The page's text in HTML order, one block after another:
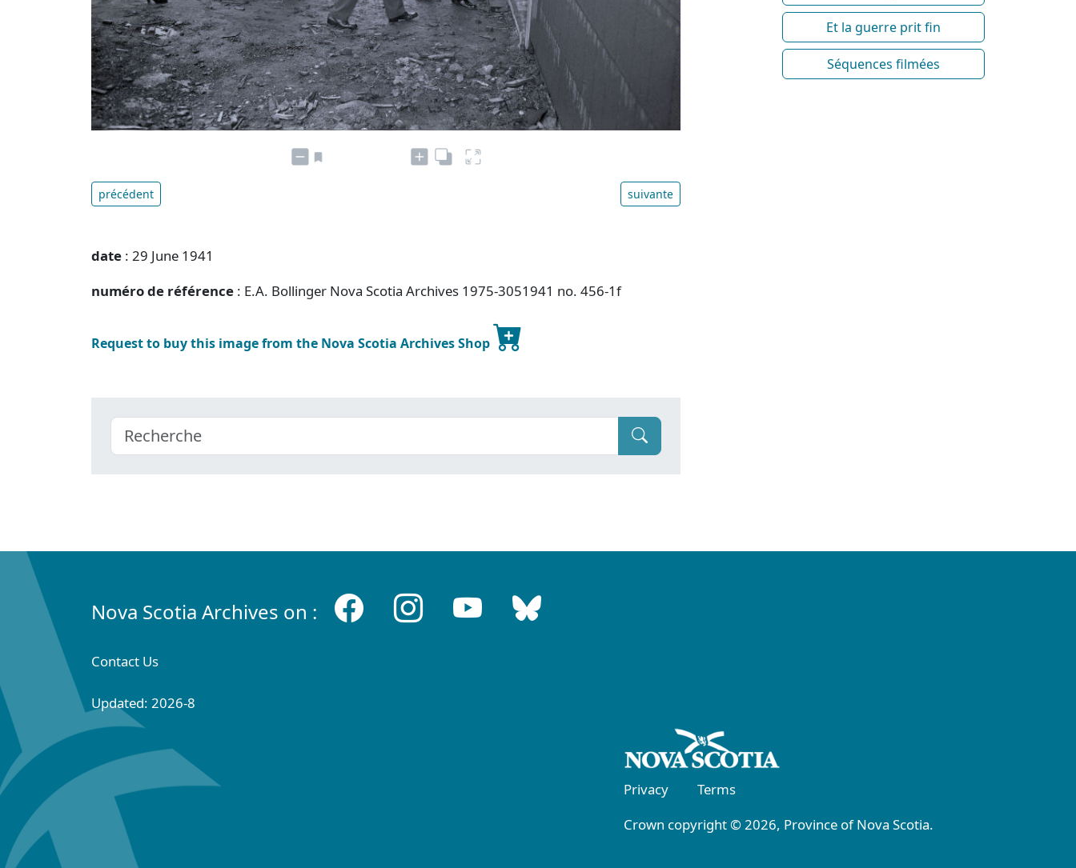
précédent suivante
date : 29 June 1941
numéro de référence : E.A. Bollinger Nova Scotia Archives 1975-3051941 no. 456-1f
Request to buy this image from the Nova Scotia Archives Shop
Et la guerre prit fin
Séquences filmées
Nova Scotia Archives on :
Contact Us
Updated: 2026-8
Privacy
Terms
Crown copyright © 2026, Province of Nova Scotia.